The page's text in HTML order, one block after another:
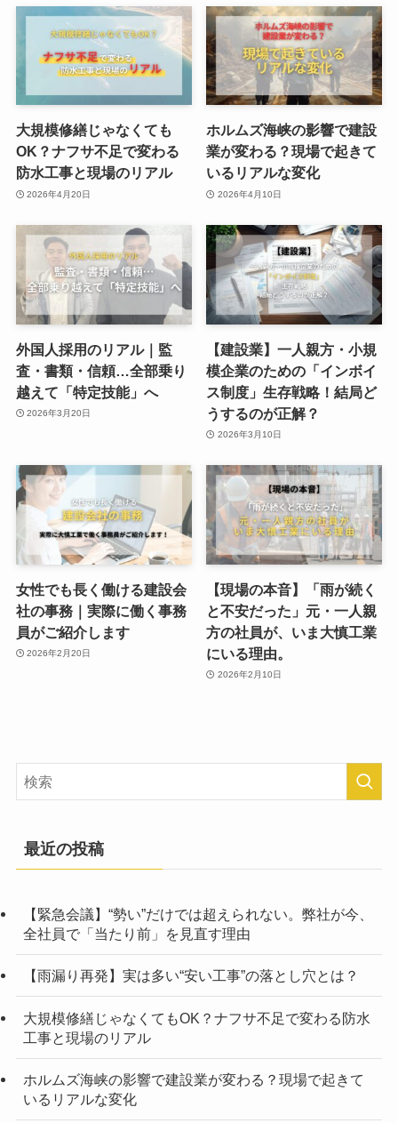
大規模修繕じゃなくても
OK？ナフサ不足で変わる
防水工事と現場のリアル
2026年4月20日
ホルムズ海峡の影響で建設
業が変わる？現場で起きて
いるリアルな変化
2026年4月10日
外国人採用のリアル｜監
査・書類・信頼…全部乗り
越えて「特定技能」へ
2026年3月20日
【建設業】一人親方・小規
模企業のための「インボイ
ス制度」生存戦略！結局ど
うするのが正解？
2026年3月10日
女性でも長く働ける建設会
社の事務｜実際に働く事務
員がご紹介します
2026年2月20日
【現場の本音】「雨が続く
と不安だった」元・一人親
方の社員が、いま大慎工業
にいる理由。
2026年2月10日
最近の投稿
【緊急会議】“勢い”だけでは超えられない。弊社が今、
全社員で「当たり前」を見直す理由
【雨漏り再発】実は多い“安い工事”の落とし穴とは？
大規模修繕じゃなくてもOK？ナフサ不足で変わる防水
工事と現場のリアル
ホルムズ海峡の影響で建設業が変わる？現場で起きて
いるリアルな変化